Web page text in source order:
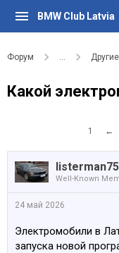
BMW Club Latvia
Форум ...
Какой
1 ←
listerman75
Well-Known
24 май 2026
Электромобили в
запуска новой